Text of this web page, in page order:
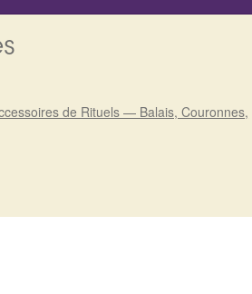
de Rituels — Balais, Couronnes,